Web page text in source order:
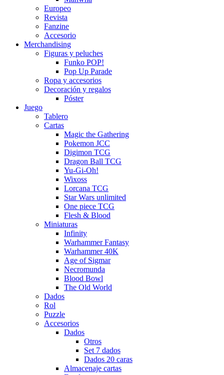
Europeo
Revista
Fanzine
Accesorio
Merchandising
Figuras y peluches
Funko POP!
Pop Up Parade
Ropa y accesorios
Decoración y regalos
Póster
Juego
Tablero
Cartas
Magic the Gathering
Pokemon JCC
Digimon TCG
Dragon Ball TCG
Yu-Gi-Oh!
Wixoss
Lorcana TCG
Star Wars unlimited
One piece TCG
Flesh & Blood
Miniaturas
Infinity
Warhammer Fantasy
Warhammer 40K
Age of Sigmar
Necromunda
Blood Bowl
The Old World
Dados
Rol
Puzzle
Accesorios
Dados
Otros
Set 7 dados
Dados 20 caras
Almacenaje cartas